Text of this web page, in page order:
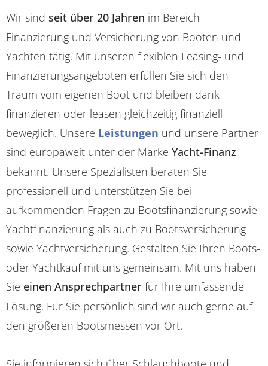
Wir sind seit über 20 Jahren im Bereich
Finanzierung und Versicherung von Booten und
Yachten tätig. Mit unseren flexiblen Leasing- und
Finanzierungsangeboten erfüllen Sie sich den
Traum vom eigenen Boot und bleiben dank
finanzieren oder leasen gleichzeitig finanziell
beweglich. Unsere Leistungen und unsere Partner
sind europaweit unter der Marke Yacht-Finanz
bekannt. Unsere Spezialisten beraten Sie
professionell und unterstützen Sie bei
aufkommenden Fragen zu Bootsfinanzierung sowie
Yachtfinanzierung als auch zu Bootsversicherung
sowie Yachtversicherung. Gestalten Sie Ihren Boots-
oder Yachtkauf mit uns gemeinsam. Mit uns haben
Sie einen Ansprechpartner für Ihre umfassende
Lösung. Für Sie persönlich sind wir auch gerne auf
den größeren Bootsmessen vor Ort.